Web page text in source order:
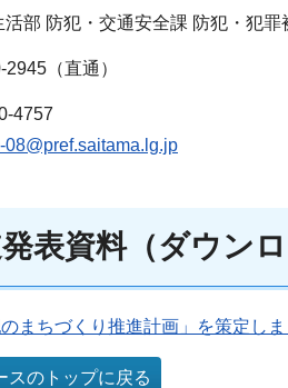
部 防犯・交通安全課 防犯・犯罪
（直通）
4757
08@pref.saitama.lg.jp
表資料（ダウン
のまちづくり推進計画」を策定し
スのトップに戻る